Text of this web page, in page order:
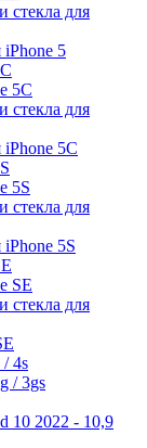
стекла для
5
5C
стекла для
5C
5S
стекла для
5S
SE
стекла для
/ 4s
/ 3gs
10 2022 - 10,9